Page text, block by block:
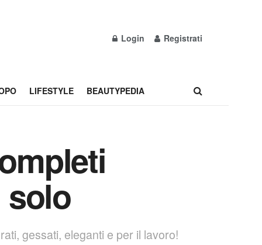
Login Registrati
LIFESTYLE BEAUTYPEDIA
solo
gessati, eleganti e per il lavoro!